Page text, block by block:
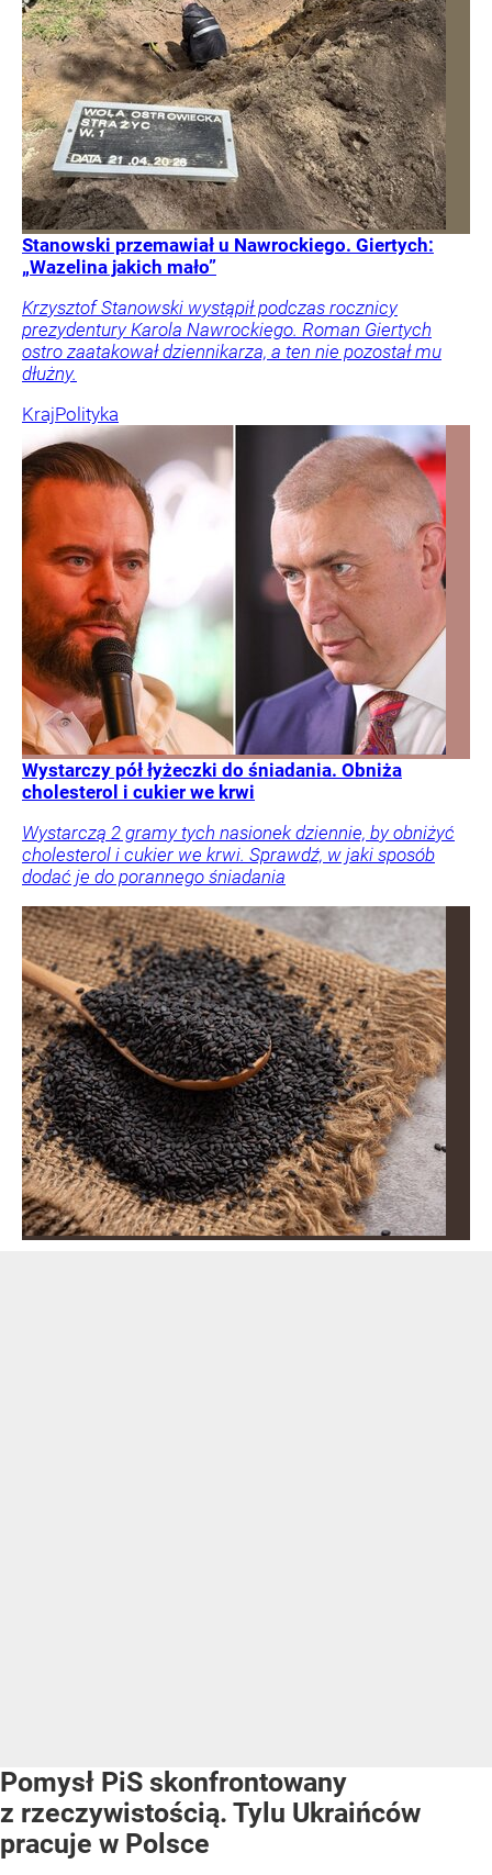
Stanowski przemawiał u Nawrockiego. Giertych:
„Wazelina jakich mało”
Krzysztof Stanowski wystąpił podczas rocznicy
prezydentury Karola Nawrockiego. Roman Giertych
ostro zaatakował dziennikarza, a ten nie pozostał mu
dłużny.
KrajPolityka
Wystarczy pół łyżeczki do śniadania. Obniża
cholesterol i cukier we krwi
Wystarczą 2 gramy tych nasionek dziennie, by obniżyć
cholesterol i cukier we krwi. Sprawdź, w jaki sposób
dodać je do porannego śniadania
Pomysł PiS skonfrontowany
z rzeczywistością. Tylu Ukraińców
pracuje w Polsce